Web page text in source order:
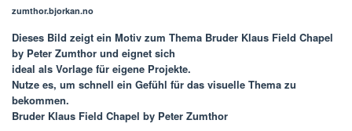
zumthor.bjorkan.no
Dieses Bild zeigt ein Motiv zum Thema Bruder Klaus Field Chapel
by Peter Zumthor und eignet sich
ideal als Vorlage für eigene Projekte.
Nutze es, um schnell ein Gefühl für das visuelle Thema zu
bekommen.
Bruder Klaus Field Chapel by Peter Zumthor